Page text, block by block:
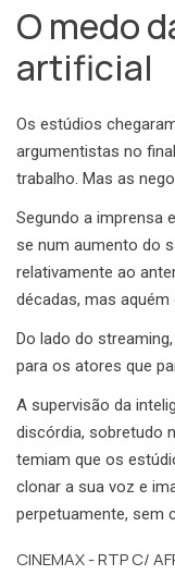
O medo
artificial
Os estúdios
argumentistas no
trabalho. Mas as
Segundo a imprensa
se num aumento do
relativamente ao
décadas, mas
Do lado do
para os atores que
A supervisão da
discórdia, sobretudo
temiam que os
clonar a sua voz e
perpetuamente, sem
CINEMAX - RTP C/